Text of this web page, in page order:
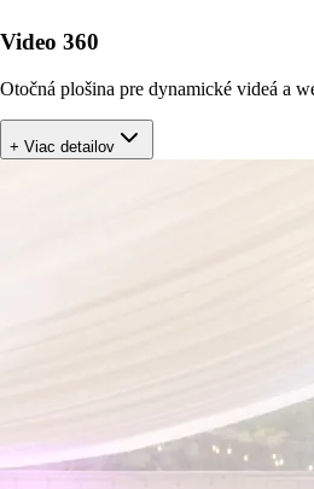
Video 360
Otočná plošina pre dynamické videá a
+ Viac detailov